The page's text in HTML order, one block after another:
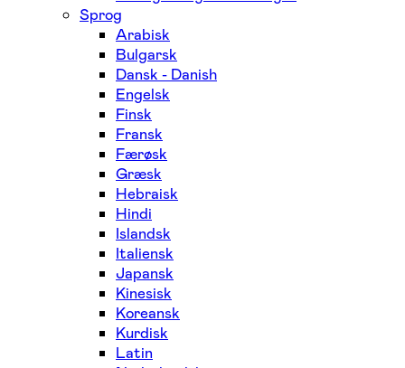
Sprog
Arabisk
Bulgarsk
Dansk - Danish
Engelsk
Finsk
Fransk
Færøsk
Græsk
Hebraisk
Hindi
Islandsk
Italiensk
Japansk
Kinesisk
Koreansk
Kurdisk
Latin